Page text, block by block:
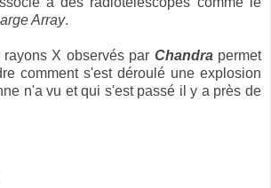
Array.
X observés par Chandra permet
comment s'est déroulé une explosion
n'a vu et qui s'est passé il y a près de